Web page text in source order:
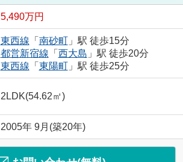
5,490万円
東西線 「 南砂町」駅 徒歩15分
都営新宿線 「 西大島 」駅 徒歩20分
東西線 「 東陽町」駅 徒歩25分
2LDK(54.62㎡)
2005年 9月(築20年)